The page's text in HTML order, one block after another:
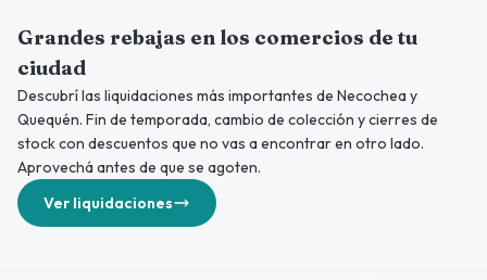
Grandes rebajas en los comercios de tu
ciudad
Descubrí las liquidaciones más importantes de Necochea y
Quequén. Fin de temporada, cambio de colección y cierres de
stock con descuentos que no vas a encontrar en otro lado.
Aprovechá antes de que se agoten.
Ver liquidaciones